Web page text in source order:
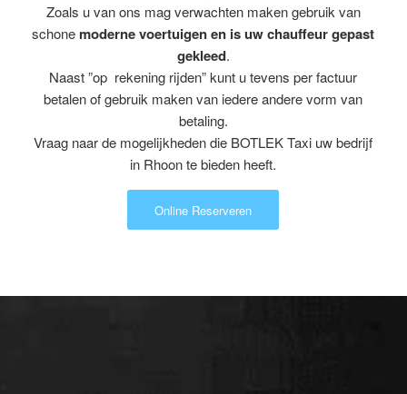
Zoals u van ons mag verwachten maken gebruik van
schone moderne voertuigen en is uw chauffeur gepast
gekleed.
Naast ”op rekening rijden” kunt u tevens per factuur
betalen of gebruik maken van iedere andere vorm van
betaling.
Vraag naar de mogelijkheden die BOTLEK Taxi uw bedrijf
in Rhoon te bieden heeft.
Online Reserveren